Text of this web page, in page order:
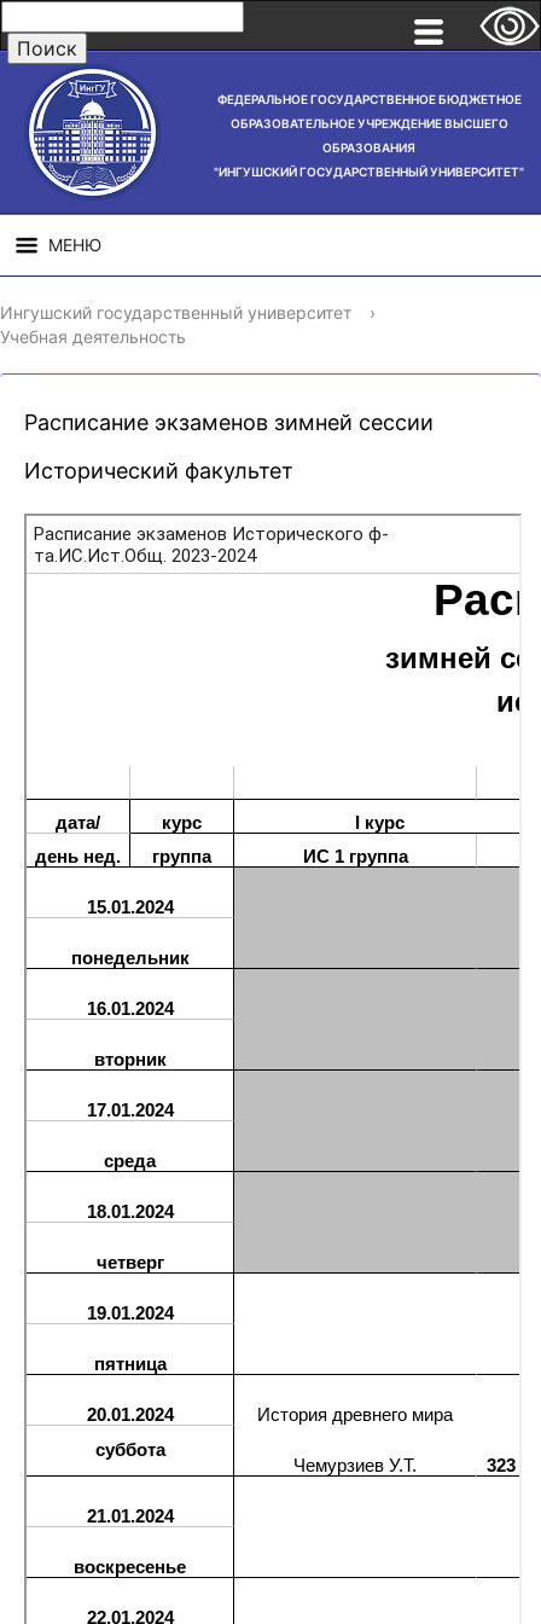
ФЕДЕРАЛЬНОЕ ГОСУДАРСТВЕННОЕ БЮДЖЕТНОЕ
ОБРАЗОВАТЕЛЬНОЕ УЧРЕЖДЕНИЕ ВЫСШЕГО
ОБРАЗОВАНИЯ
"ИНГУШСКИЙ ГОСУДАРСТВЕННЫЙ УНИВЕРСИТЕТ"
МЕНЮ
СВЕДЕНИЯ ОБ
ОБРАЗОВАТЕЛЬНОЙ
НАУЧНАЯ
ДЕЯТЕЛЬНОСТЬ
Ингушский государственный университет
›
Учебная деятельность
Расписание экзаменов зимней сессии
Исторический факультет